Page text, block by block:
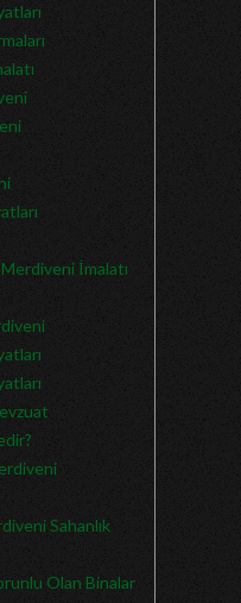
İmalatı
Sahanlık
Olan Binalar